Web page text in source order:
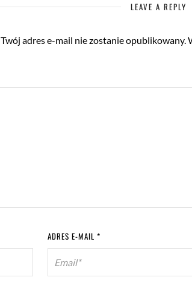
LEAVE A REPLY
Twój adres e-mail nie zostanie opublikowany.
ADRES E-MAIL *